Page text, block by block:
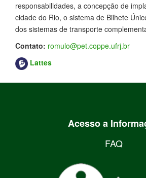
responsabilidades, a concepção de
cidade do Rio, o sistema de Bilhete
dos sistemas de transporte
Contato: romulo@pet.coppe.ufrj.br
Lattes
Acesso a
FAQ